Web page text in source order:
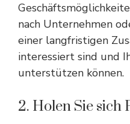
nach Unternehmen
einer langfristigen
interessiert sind und
unterstützen können.
2. Holen Sie